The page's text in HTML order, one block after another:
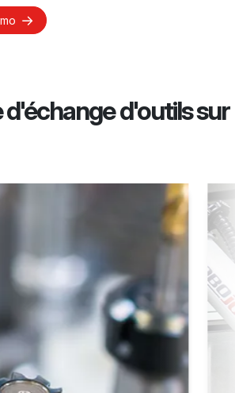
d'échange d'outils sur